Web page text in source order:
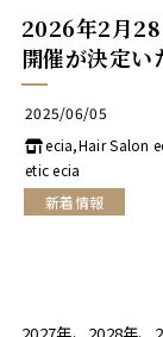
アイラッシュ
Eyelash
Adult
託児所
Kids Room
採用情報
2026年2月
開催が決定
2025/06/05
ecia,Hair Salon
etic ecia
新着情報